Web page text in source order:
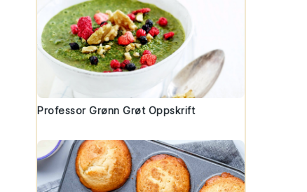
Professor Grønn Grøt Oppskrift